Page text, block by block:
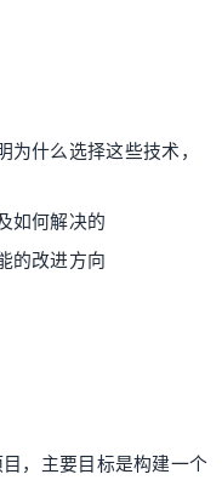
什么选择这些技术，
如何解决的
的改进方向
，主要目标是构建一个